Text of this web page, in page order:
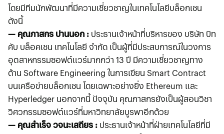
โดยมีทีมนักพัฒนาที่มีความเชี่ยวชาญในเทคโนโลยีบล็อกเชน
ดังนี้
— คุณภาสกร ปานนอก : ประธานเจ้าหน้าที่บริหารของ บริษัท บิท
คับ บล็อคเชน เทคโนโลยี จำกัด เป็นผู้ที่มีประสบการณ์ในวงการ
อุตสาหกรรมซอฟต์แวร์มากกว่า 13 ปี มีความเชี่ยวชาญทาง
ด้าน Software Engineering ในการเขียน Smart Contract
บนเครือข่ายบล็อกเชน โดยเฉพาะอย่างยิ่ง Ethereum และ
Hyperledger นอกจากนี้ ปัจจุบัน คุณภาสกรยังเป็นผู้สอนวิชา
วิศวกรรมซอฟต์แวร์ที่มหาวิทยาลัยบูรพาอีกด้วย
— คุณสำเร็จ วจนะเสถียร : ประธานเจ้าหน้าที่ฝ่ายเทคโนโลยีที่มี